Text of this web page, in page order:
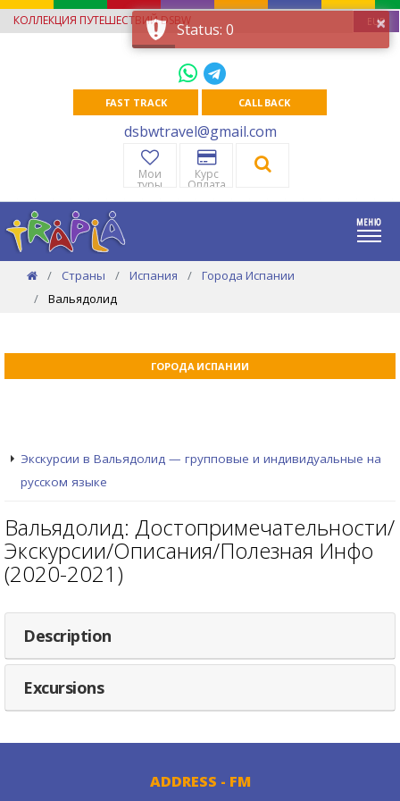
КОЛЛЕКЦИЯ ПУТЕШЕСТВИЙ DSBW EUR
FAST TRACK CALL BACK
dsbwtravel@gmail.com
Мои
туры
Курс
Оплата
Страны Испания
Города Испании
Вальядолид
ГОРОДА ИСПАНИИ
Экскурсии в Вальядолид — групповые и индивидуальные на
русском языке
Вальядолид: Достопримечательности/
Экскурсии/Описания/Полезная Инфо
(2020-2021)
Description
Excursions
ADDRESS - FM
×
Status: 0